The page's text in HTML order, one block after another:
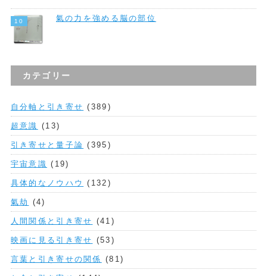
氣の力を強める脳の部位
カテゴリー
自分軸と引き寄せ (389)
超意識 (13)
引き寄せと量子論 (395)
宇宙意識 (19)
具体的なノウハウ (132)
氣劫 (4)
人間関係と引き寄せ (41)
映画に見る引き寄せ (53)
言葉と引き寄せの関係 (81)